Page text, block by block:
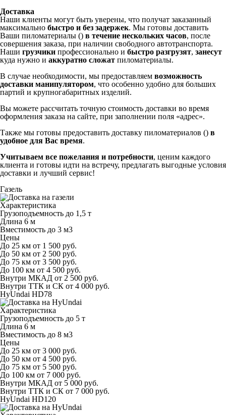
Доставка
Наши клиенты могут быть уверены, что получат заказанный
максимально быстро и без задержек. Мы готовы доставить
Ваши пиломатериалы () в течение нескольких часов, после
совершения заказа, при наличии свободного автотранспорта.
Наши грузчики профессионально и быстро разгрузят, занесут
куда нужно и аккуратно сложат пиломатериалы.
В случае необходимости, мы предоставляем возможность
доставки манипулятором, что особенно удобно для больших
партий и крупногабаритных изделий.
Вы можете рассчитать точную стоимость доставки во время
оформления заказа на сайте, при заполнении поля «адрес».
Также мы готовы предоставить доставку пиломатериалов () в
удобное для Вас время.
Учитываем все пожелания и потребности, ценим каждого
клиента и готовы идти на встречу, предлагать выгодные условия
доставки и лучший сервис!
Газель
Характеристика
Грузоподъемность до 1,5 т
Длина 6 м
Вместимость до 3 м3
Цены
До 25 км от 1 500 руб.
До 50 км от 2 500 руб.
До 75 км от 3 500 руб.
До 100 км от 4 500 руб.
Внутри МКАД от 2 500 руб.
Внутри ТТК и СК от 4 000 руб.
HyUndai HD78
Характеристика
Грузоподъемность до 5 т
Длина 6 м
Вместимость до 8 м3
Цены
До 25 км от 3 000 руб.
До 50 км от 4 500 руб.
До 75 км от 5 500 руб.
До 100 км от 7 000 руб.
Внутри МКАД от 5 000 руб.
Внутри ТТК и СК от 7 000 руб.
HyUndai HD120